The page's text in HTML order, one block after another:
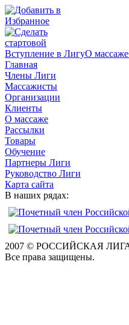
Вступление в ЛигуО массаже
Главная
Члены Лиги
Массажисты
Организации
Клиенты
О массаже
Рассылки
Товары
Обучение
Партнеры Лиги
Руководство Лиги
Карта сайта
В наших рядах:
2007 © РОССИЙСКАЯ
Все права защищены.